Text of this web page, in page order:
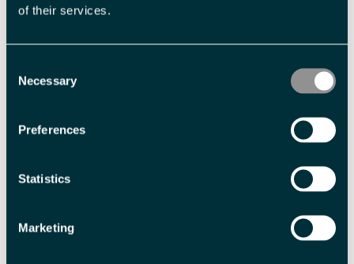
of their services.
Selection
Necessary
Preferences
Statistics
Marketing
Verdens nordligste bosetning. En forskningsstasjon på 79